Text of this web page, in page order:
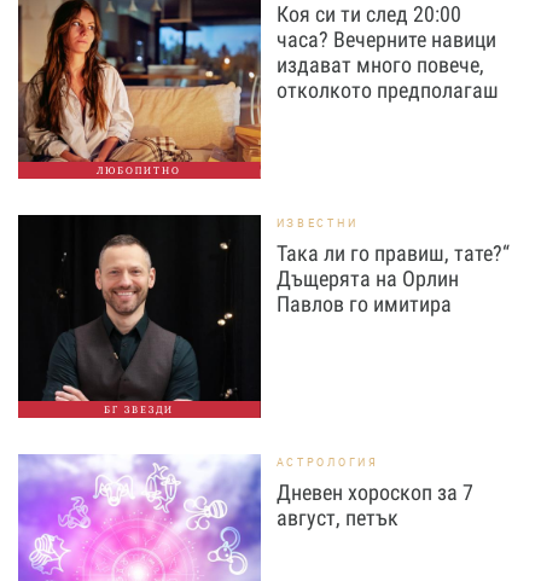
ЛЮБОПИТНО
Коя си ти след 20:00
часа? Вечерните навици
издават много повече,
отколкото предполагаш
БГ ЗВЕЗДИ
ИЗВЕСТНИ
Така ли го правиш, тате?“
Дъщерята на Орлин
Павлов го имитира
АСТРОЛОГИЯ
Дневен хороскоп за 7
август, петък